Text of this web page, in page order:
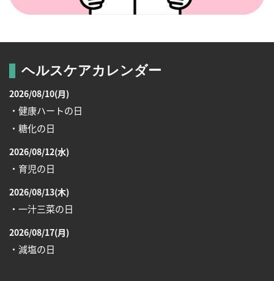
ヘルスケアカレンダー
2026/08/10(月)
・健康ハートの日
・糖化の日
2026/08/12(水)
・育児の日
2026/08/13(木)
・一汁三菜の日
2026/08/17(月)
・減塩の日